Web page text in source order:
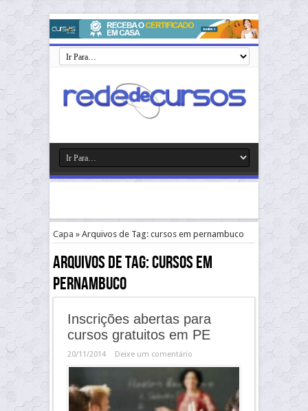
Capa » Arquivos de Tag: cursos em pernambuco
Arquivos de Tag:cursos em
pernambuco
Inscrições abertas para
cursos gratuitos em PE
20/11/2014 Deixe um comentário